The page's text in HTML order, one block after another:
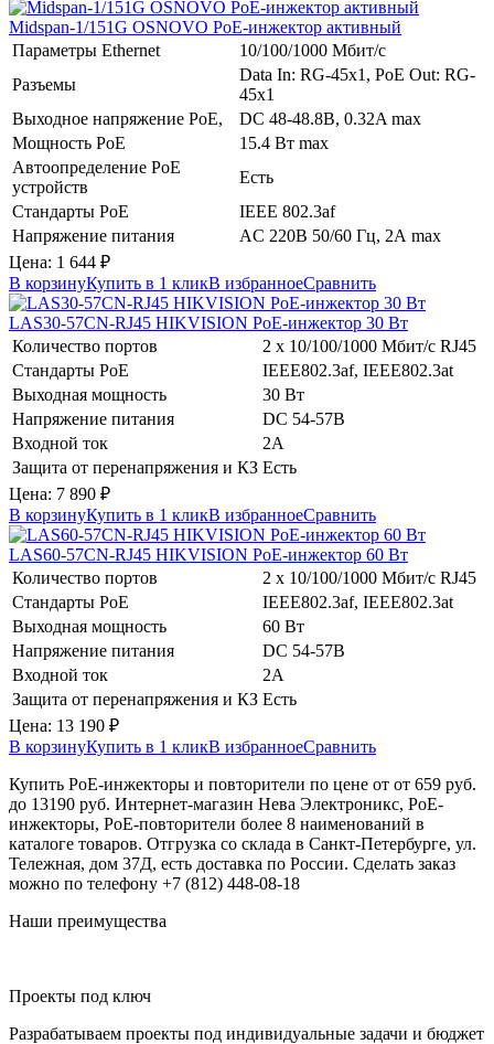
Midspan-1/151G OSNOVO PoE-инжектор активный
Параметры Ethernet
10/100/1000 Мбит/с
Разъемы
Data In: RG-45х1, PoE Out: RG-
45х1
Выходное напряжение PoE,
DC 48-48.8В, 0.32A max
Мощность PoE
15.4 Вт max
Автоопределение PoE
устройств
Есть
Стандарты PoE
IEEE 802.3af
Напряжение питания
AC 220В 50/60 Гц, 2А max
Цена: 1 644 ₽
В корзинуКупить в 1 кликВ избранноеСравнить
LAS30-57CN-RJ45 HIKVISION PoE-инжектор 30 Вт
Количество портов
2 х 10/100/1000 Мбит/с RJ45
Стандарты PoE
IEEE802.3af, IEEE802.3at
Выходная мощность
30 Вт
Напряжение питания
DC 54-57В
Входной ток
2А
Защита от перенапряжения и КЗ Есть
Цена: 7 890 ₽
В корзинуКупить в 1 кликВ избранноеСравнить
LAS60-57CN-RJ45 HIKVISION PoE-инжектор 60 Вт
Количество портов
2 х 10/100/1000 Мбит/с RJ45
Стандарты PoE
IEEE802.3af, IEEE802.3at
Выходная мощность
60 Вт
Напряжение питания
DC 54-57В
Входной ток
2A
Защита от перенапряжения и КЗ Есть
Цена: 13 190 ₽
В корзинуКупить в 1 кликВ избранноеСравнить
Купить PoE-инжекторы и повторители по цене от от 659 руб.
до 13190 руб. Интернет-магазин Нева Электроникс, PoE-
инжекторы, PoE-повторители более 8 наименований в
каталоге товаров. Отгрузка со склада в Санкт-Петербурге, ул.
Тележная, дом 37Д, есть доставка по России. Сделать заказ
можно по телефону +7 (812) 448-08-18
Наши преимущества
Проекты под ключ
Разрабатываем проекты под индивидуальные задачи и бюджет